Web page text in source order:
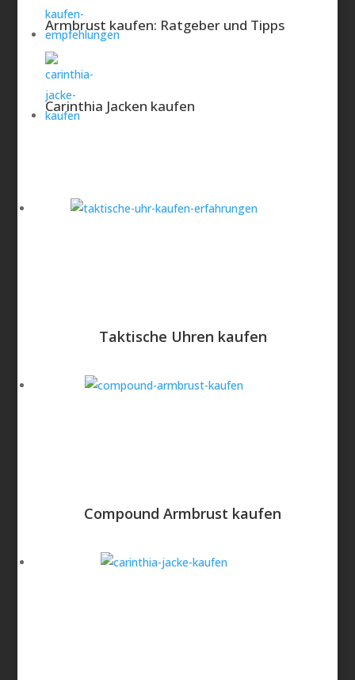
Armbrust kaufen: Ratgeber und Tipps
Carinthia Jacken kaufen
Taktische Uhren kaufen
Compound Armbrust kaufen